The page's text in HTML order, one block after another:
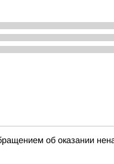
об оказании